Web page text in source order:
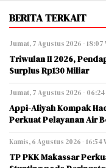
BERITA TERKAIT
Jumat, 7 Agustus 2026 - 18:07
Triwulan II 2026,
Surplus Rp130 Miliar
Jumat, 7 Agustus 2026 - 06:24
Appi-Aliyah Kompak
Perkuat Pelayanan Air
Kamis, 6 Agustus 2026 - 16:54
TP PKK Makassar